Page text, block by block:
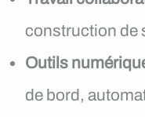
construction de
Outils
de bord,